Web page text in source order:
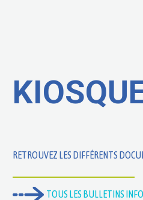
RETROUVEZ LES DIFFÉRENTS
TOUS LES BULLETINS INFO